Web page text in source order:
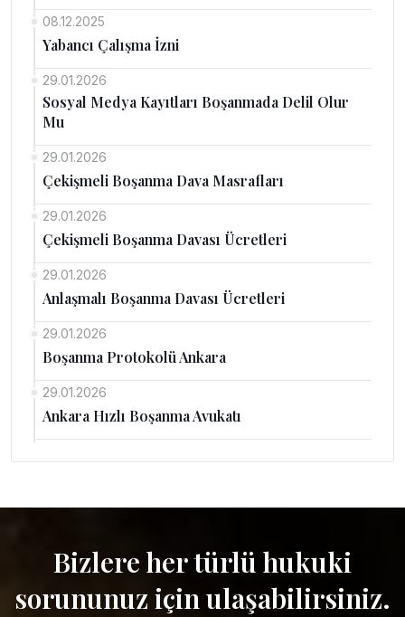
08.12.2025
Yabancı Çalışma İzni
29.01.2026
Sosyal Medya Kayıtları Boşanmada Delil Olur
Mu
29.01.2026
Çekişmeli Boşanma Dava Masrafları
29.01.2026
Çekişmeli Boşanma Davası Ücretleri
29.01.2026
Anlaşmalı Boşanma Davası Ücretleri
29.01.2026
Boşanma Protokolü Ankara
29.01.2026
Ankara Hızlı Boşanma Avukatı
Bizlere her türlü hukuki
sorununuz için ulaşabilirsiniz.